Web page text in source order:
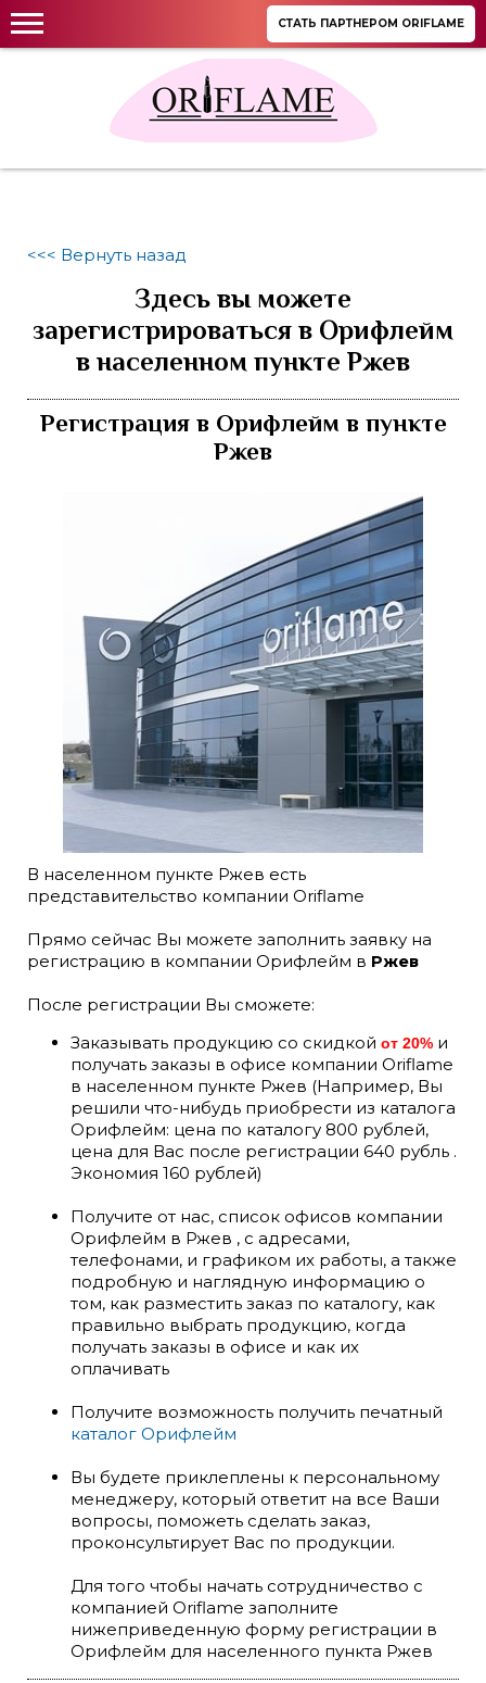
СТАТЬ ПАРТНЕРОМ ORIFLAME
<<< Вернуть назад
Здесь вы можете
зарегистрироваться в Орифлейм
в населенном пункте Ржев
Регистрация в Орифлейм в пункте
Ржев
В населенном пункте Ржев есть
представительство компании Oriflame
Прямо сейчас Вы можете заполнить заявку на
регистрацию в компании Орифлейм в Ржев
После регистрации Вы сможете:
Заказывать продукцию со скидкой от 20% и
получать заказы в офисе компании Oriflame
в населенном пункте Ржев (Например, Вы
решили что-нибудь приобрести из каталога
Орифлейм: цена по каталогу 800 рублей,
цена для Вас после регистрации 640 рубль .
Экономия 160 рублей)
Получите от нас, список офисов компании
Орифлейм в Ржев , с адресами,
телефонами, и графиком их работы, а также
подробную и наглядную информацию о
том, как разместить заказ по каталогу, как
правильно выбрать продукцию, когда
получать заказы в офисе и как их
оплачивать
Получите возможность получить печатный
каталог Орифлейм
Вы будете приклеплены к персональному
менеджеру, который ответит на все Ваши
вопросы, поможеть сделать заказ,
проконсультирует Вас по продукции.
Для того чтобы начать сотрудничество с
компанией Oriflame заполните
нижеприведенную форму регистрации в
Орифлейм для населенного пункта Ржев